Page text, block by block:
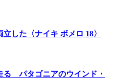
した〈ナイキ ボメロ 18〉
る パタゴニアのウインド・